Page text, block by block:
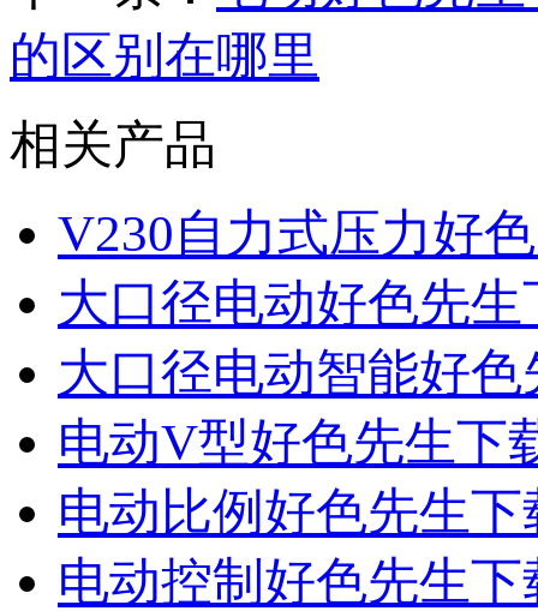
的区别在哪里
相关产品
V230自力式压力好
大口径电动好色先
大口径电动智能好
电动V型好色先生下
电动比例好色先生
电动控制好色先生